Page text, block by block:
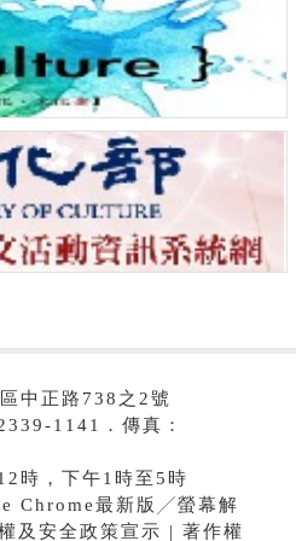
中正路738之2號
1141．傳真：
時，下午1時至5時
Chrome最新版╱螢幕解
及安全政策宣示 | 著作權